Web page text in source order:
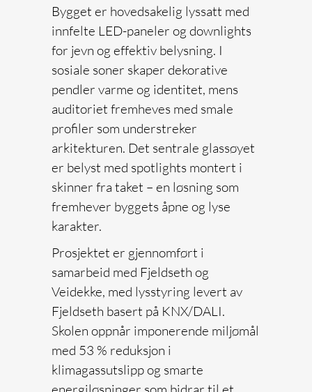
Bygget er hovedsakelig lyssatt med
innfelte LED-paneler og downlights
for jevn og effektiv belysning. I
sosiale soner skaper dekorative
pendler varme og identitet, mens
auditoriet fremheves med smale
profiler som understreker
arkitekturen. Det sentrale glassøyet
er belyst med spotlights montert i
skinner fra taket – en løsning som
fremhever byggets åpne og lyse
karakter.
Prosjektet er gjennomført i
samarbeid med Fjeldseth og
Veidekke, med lysstyring levert av
Fjeldseth basert på KNX/DALI.
Skolen oppnår imponerende miljømål
med 53 % reduksjon i
klimagassutslipp og smarte